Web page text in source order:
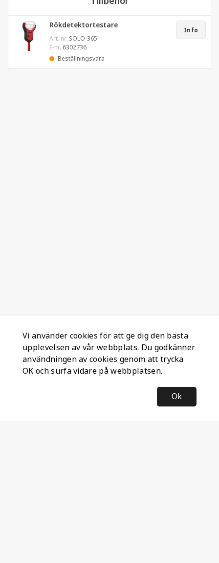
Rökdetektortestare
Art. nr. SOLO-365
E-nr. 6302736
Beställningsvara
Info
Vi använder cookies för att ge dig den bästa
upplevelsen av vår webbplats. Du godkänner
användningen av cookies genom att trycka
OK och surfa vidare på webbplatsen.
Ok